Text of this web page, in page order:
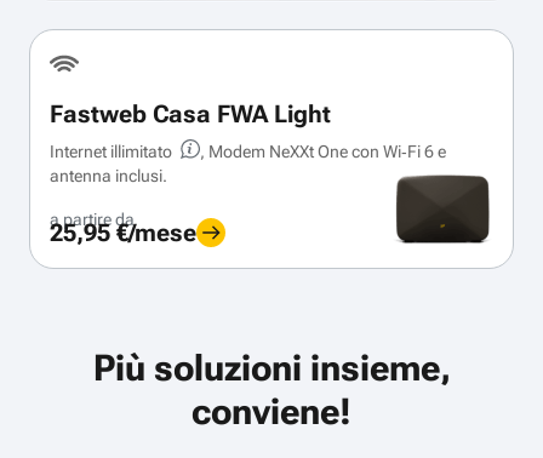
Fastweb Casa FWA Light
Internet illimitato
, Modem NeXXt One con Wi‑Fi 6 e
antenna inclusi.
a partire da
25,95 €/mese
Più soluzioni insieme,
conviene!